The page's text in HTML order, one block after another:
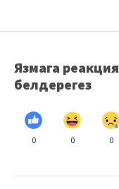
Язмага реакция
белдерегез
0 0 0